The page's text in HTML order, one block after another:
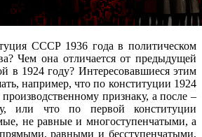
СССР 1936 года в политическом
Чем она отличается от предыдущей
в 1924 году? Интересовавшиеся этим
например, что по конституции 1924
признаку, а после –
или что по первой конституции
не равные и многоступенчатыми, а
равными и бесступенчатыми,